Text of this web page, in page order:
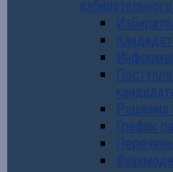
График